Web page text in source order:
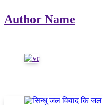
Author Name